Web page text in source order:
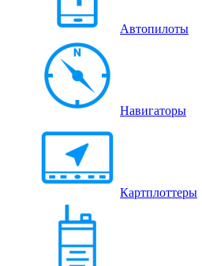
Автопилоты
Навигаторы
Картплоттеры